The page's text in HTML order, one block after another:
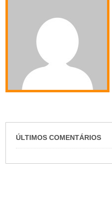
ÚLTIMOS COMENTÁRIOS